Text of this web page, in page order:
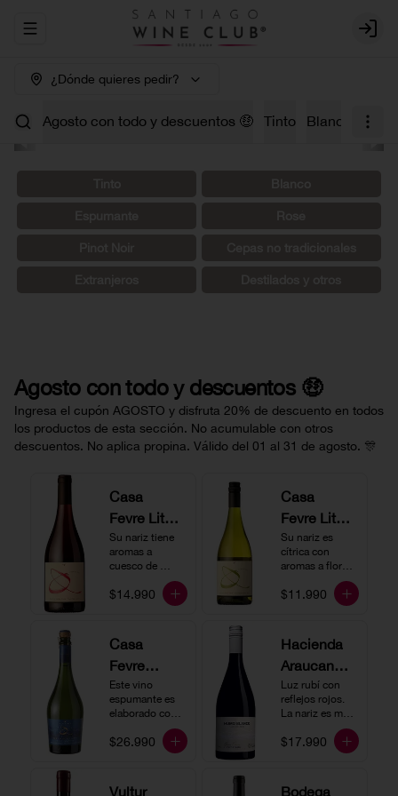
Abrir menu de navegación Login
¿Dónde quieres pedir?
Agosto con todo y descuentos 🤑 Tinto Blanco
Agosto con todo y descuentos 🤑
Ingresa el cupón AGOSTO y disfruta 20% de descuento en todos
los productos de esta sección. No acumulable con otros
descuentos. No aplica propina. Válido del 01 al 31 de agosto. 🎊
Casa
Fevre Little
Quino
Pinot Noir
Su nariz tiene
aromas a
cuesco de
frambuesa. En
boca tiene una
es un vino muy
vertical. Ideal
para beberlo
más frío como
acompañado de
$14.990
Casa
Fevre Little
Quino
Sauvignon
Su nariz es
cítrica con
aromas a flores
blancas y lima.
En boca tiene
vertical y de
persistencia
media. Ideal
para acompañar
con ostras.
$11.990
Casa
Fevre
Quino
Espumant
Este vino
espumante es
elaborado con
tradicional y se
produce a partir
Chardonnay y
$26.990
Hacienda
Araucano-
Lurton
Humo
Gran
Luz rubí con
reflejos rojos.
La nariz es muy
expresiva con
notas de fresa y
rico y redondo
$17.990
Vultur
Bodega